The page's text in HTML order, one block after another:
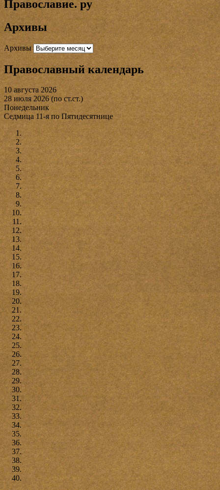
Православие. ру
Архивы
Архивы
Православный календарь
10 августа 2026
28 июля 2026 (по ст.ст.)
Понедельник
Седмица 11-я по Пятидесятнице